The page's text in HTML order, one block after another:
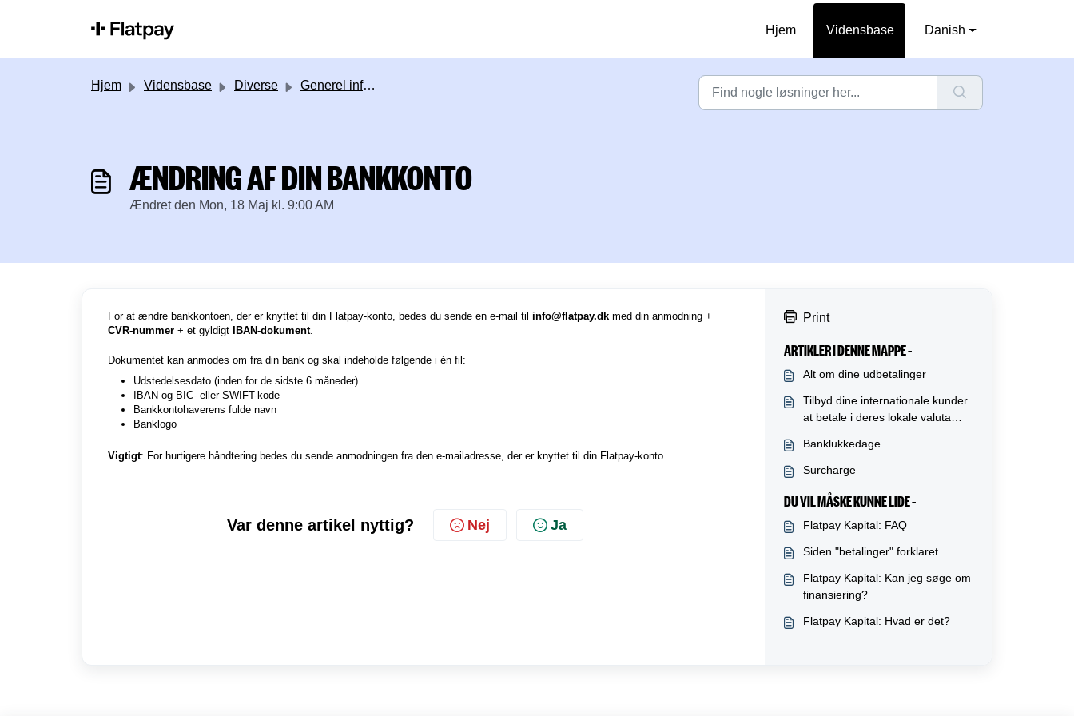
Hjem
Vidensbase Danish
Hjem Vidensbase Diverse Generel information
ÆNDRING AF DIN BANKKONTO
Ændret den Mon, 18 Maj kl. 9:00 AM
For at ændre bankkontoen, der er knyttet til din Flatpay-konto, bedes du sende en e-mail til info@flatpay.dk med din anmodning +
CVR-nummer + et gyldigt IBAN-dokument.
Dokumentet kan anmodes om fra din bank og skal indeholde følgende i én fil:
Udstedelsesdato (inden for de sidste 6 måneder)
IBAN og BIC- eller SWIFT-kode
Bankkontohaverens fulde navn
Banklogo
Vigtigt: For hurtigere håndtering bedes du sende anmodningen fra den e-mailadresse, der er knyttet til din Flatpay-konto.
Var denne artikel nyttig? Nej Ja
Print
ARTIKLER I DENNE MAPPE –
Alt om dine udbetalinger
Tilbyd dine internationale kunder
at betale i deres lokale valuta
Banklukkedage
Surcharge
DU VIL MÅSKE KUNNE LIDE –
Flatpay Kapital: FAQ
Siden "betalinger" forklaret
Flatpay Kapital: Kan jeg søge om
finansiering?
Flatpay Kapital: Hvad er det?